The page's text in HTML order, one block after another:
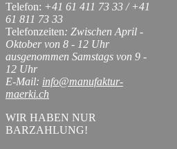
Telefon: +41 61 411 73 33 / +41
61 811 73 33
Telefonzeiten: Zwischen April -
Oktober von 8 - 12 Uhr
ausgenommen Samstags von 9 -
12 Uhr
E-Mail: info@manufaktur-
maerki.ch
WIR HABEN NUR
BARZAHLUNG!